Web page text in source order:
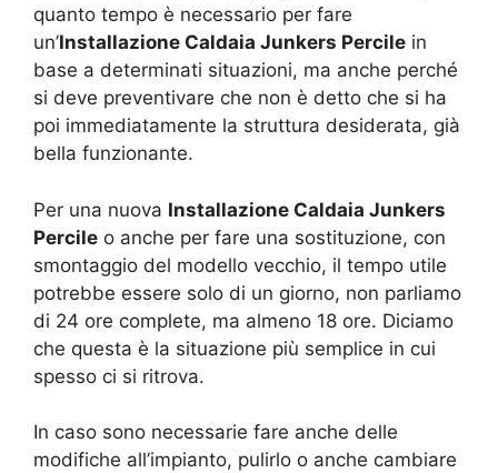
quanto tempo è necessario per fare
un’Installazione Caldaia Junkers Percile in
base a determinati situazioni, ma anche perché
si deve preventivare che non è detto che si ha
poi immediatamente la struttura desiderata, già
bella funzionante.
Per una nuova Installazione Caldaia Junkers
Percile o anche per fare una sostituzione, con
smontaggio del modello vecchio, il tempo utile
potrebbe essere solo di un giorno, non parliamo
di 24 ore complete, ma almeno 18 ore. Diciamo
che questa è la situazione più semplice in cui
spesso ci si ritrova.
In caso sono necessarie fare anche delle
modifiche all’impianto, pulirlo o anche cambiare